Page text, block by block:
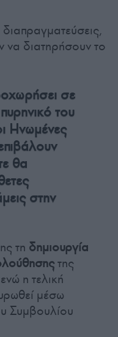
διατηρήσουν το
σε
του
Ηνωμένες
θα
στην
τη δημιουργία
της
η τελική
μέσω
Συμβουλίου